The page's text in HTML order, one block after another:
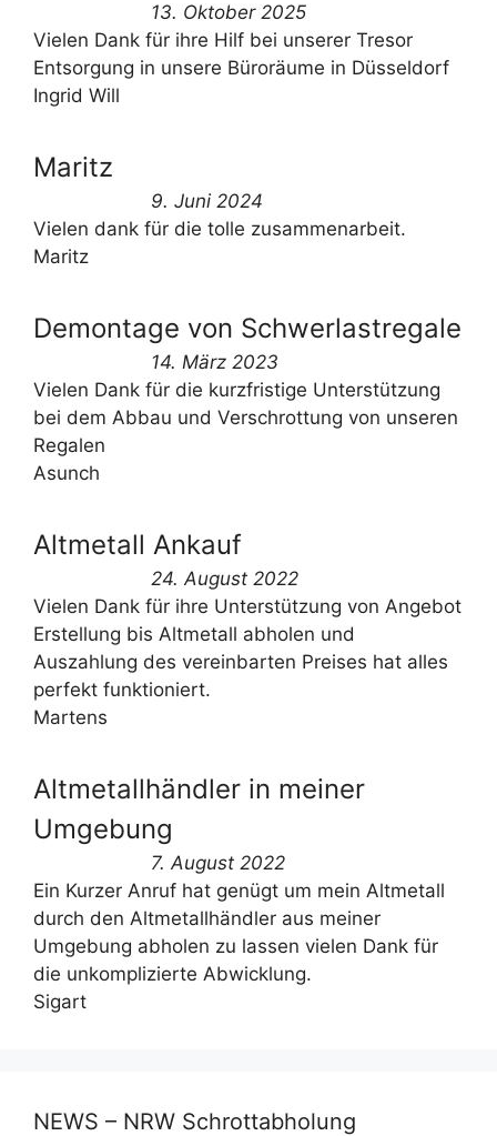
13. Oktober 2025
Vielen Dank für ihre Hilf bei unserer Tresor
Entsorgung in unsere Büroräume in Düsseldorf
Ingrid Will
Maritz
9. Juni 2024
Vielen dank für die tolle zusammenarbeit.
Maritz
Demontage von Schwerlastregale
14. März 2023
Vielen Dank für die kurzfristige Unterstützung
bei dem Abbau und Verschrottung von unseren
Regalen
Asunch
Altmetall Ankauf
24. August 2022
Vielen Dank für ihre Unterstützung von Angebot
Erstellung bis Altmetall abholen und
Auszahlung des vereinbarten Preises hat alles
perfekt funktioniert.
Martens
Altmetallhändler in meiner
Umgebung
7. August 2022
Ein Kurzer Anruf hat genügt um mein Altmetall
durch den Altmetallhändler aus meiner
Umgebung abholen zu lassen vielen Dank für
die unkomplizierte Abwicklung.
Sigart
NEWS – NRW Schrottabholung